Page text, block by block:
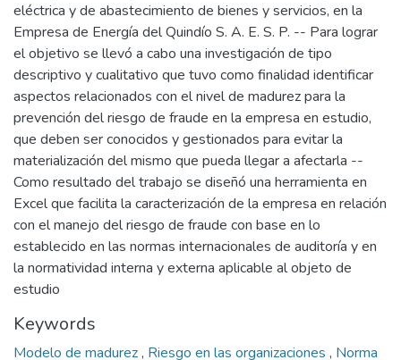
eléctrica y de abastecimiento de bienes y servicios, en la
Empresa de Energía del Quindío S. A. E. S. P. -- Para lograr
el objetivo se llevó a cabo una investigación de tipo
descriptivo y cualitativo que tuvo como finalidad identificar
aspectos relacionados con el nivel de madurez para la
prevención del riesgo de fraude en la empresa en estudio,
que deben ser conocidos y gestionados para evitar la
materialización del mismo que pueda llegar a afectarla --
Como resultado del trabajo se diseñó una herramienta en
Excel que facilita la caracterización de la empresa en relación
con el manejo del riesgo de fraude con base en lo
establecido en las normas internacionales de auditoría y en
la normatividad interna y externa aplicable al objeto de
estudio
Keywords
Modelo de madurez, Riesgo en las organizaciones , Norma